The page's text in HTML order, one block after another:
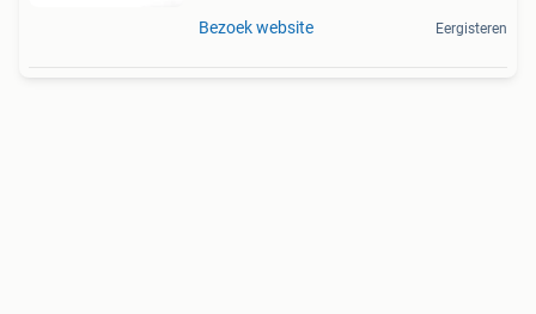
Bezoek website Eergisteren